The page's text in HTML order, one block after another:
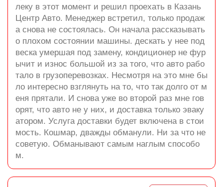
леку в этот момент и решил проехать в Казань
Центр Авто. Менеджер встретил, только продаж
а снова не состоялась. Он начала рассказывать
о плохом состоянии машины. дескать у нее под
веска умершая под замену, кондиционер не фур
ычит и износ большой из за того, что авто рабо
тало в грузоперевозках. Несмотря на это мне бы
ло интересно взглянуть на то, что так долго от м
еня прятали. И снова уже во второй раз мне гов
орят, что авто не у них, и доставка только эваку
атором. Услуга доставки будет включена в стои
мость. Кошмар, дважды обманули. Ни за что не
советую. Обманывают самым наглым способо
м.